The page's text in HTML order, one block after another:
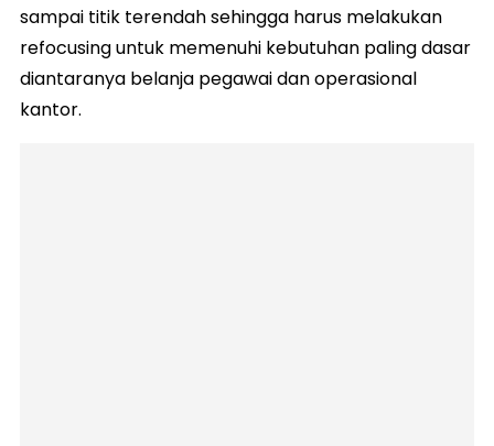
sampai titik terendah sehingga harus melakukan
refocusing untuk memenuhi kebutuhan paling dasar
diantaranya belanja pegawai dan operasional
kantor.